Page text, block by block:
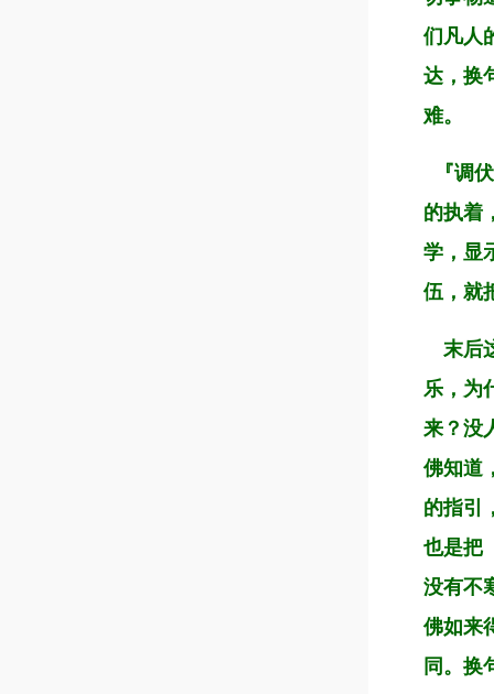
们凡人
达，换
难。
『调
的执着
学，显
伍，就
末后
乐，为
来？没
佛知道
的指引
也是把
没有不
佛如来
同。换